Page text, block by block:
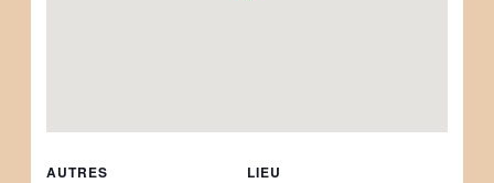
LIEU
AUTRES